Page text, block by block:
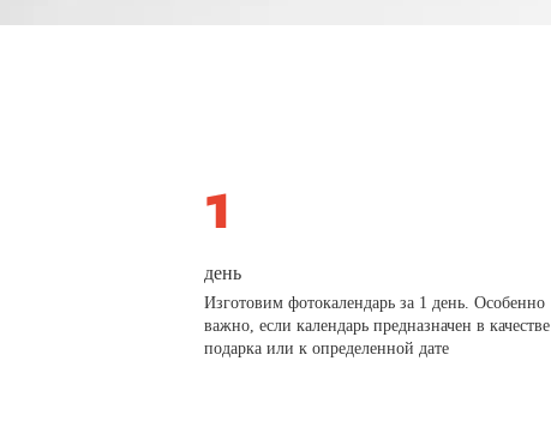
день
Изготовим фотокалендарь за 1 день. Особенно
важно, если календарь предназначен в качестве
подарка или к определенной дате